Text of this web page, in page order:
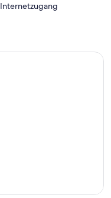
Internetzugang